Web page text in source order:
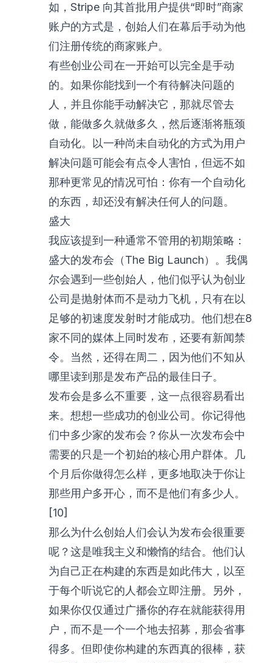
如，Stripe 向其首批用户提供“即时”商家
账户的方式是，创始人们在幕后手动为他
们注册传统的商家账户。
有些创业公司在一开始可以完全是手动
的。如果你能找到一个有待解决问题的
人，并且你能手动解决它，那就尽管去
做，能做多久就做多久，然后逐渐将瓶颈
自动化。以一种尚未自动化的方式为用户
解决问题可能会有点令人害怕，但远不如
那种更常见的情况可怕：你有一个自动化
的东西，却还没有解决任何人的问题。
盛大
我应该提到一种通常不管用的初期策略：
盛大的发布会（The Big Launch）。我偶
尔会遇到一些创始人，他们似乎认为创业
公司是抛射体而不是动力飞机，只有在以
足够的初速度发射时才能成功。他们想在8
家不同的媒体上同时发布，还要有新闻禁
令。当然，还得在周二，因为他们不知从
哪里读到那是发布产品的最佳日子。
发布会是多么不重要，这一点很容易看出
来。想想一些成功的创业公司。你记得他
们中多少家的发布会？你从一次发布会中
需要的只是一个初始的核心用户群体。几
个月后你做得怎么样，更多地取决于你让
那些用户多开心，而不是他们有多少人。
[10]
那么为什么创始人们会认为发布会很重要
呢？这是唯我主义和懒惰的结合。他们认
为自己正在构建的东西是如此伟大，以至
于每个听说它的人都会立即注册。另外，
如果你仅仅通过广播你的存在就能获得用
户，而不是一个一个地去招募，那会省事
得多。但即使你构建的东西真的很棒，获